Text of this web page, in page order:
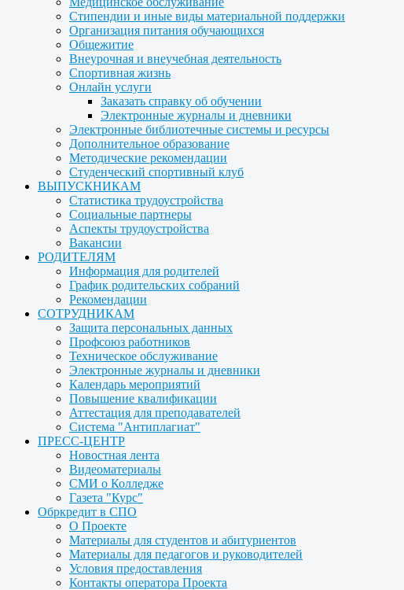
Стипендии и иные виды материальной поддержки
Организация питания обучающихся
Общежитие
Внеурочная и внеучебная деятельность
Спортивная жизнь
Онлайн услуги
Заказать справку об обучении
Электронные журналы и дневники
Электронные библиотечные системы и ресурсы
Дополнительное образование
Методические рекомендации
Студенческий спортивный клуб
ВЫПУСКНИКАМ
Статистика трудоустройства
Социальные партнеры
Аспекты трудоустройства
Вакансии
РОДИТЕЛЯМ
Информация для родителей
График родительских собраний
Рекомендации
СОТРУДНИКАМ
Защита персональных данных
Профсоюз работников
Техническое обслуживание
Электронные журналы и дневники
Календарь мероприятий
Повышение квалификации
Аттестация для преподавателей
Система "Антиплагиат"
ПРЕСС-ЦЕНТР
Новостная лента
Видеоматериалы
СМИ о Колледже
Газета "Курс"
Обркредит в СПО
О Проекте
Материалы для студентов и абитуриентов
Материалы для педагогов и руководителей
Условия предоставления
Контакты оператора Проекта